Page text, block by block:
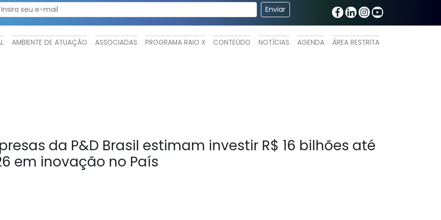
AMBIENTE DE ATUAÇÃO ASSOCIADAS PROGRAMA RAIO X CONTEÚDO NOTÍCIAS AGENDA ÁREA RESTRITA
da P&D Brasil estimam investir R$ 16 bilhões até
em inovação no País